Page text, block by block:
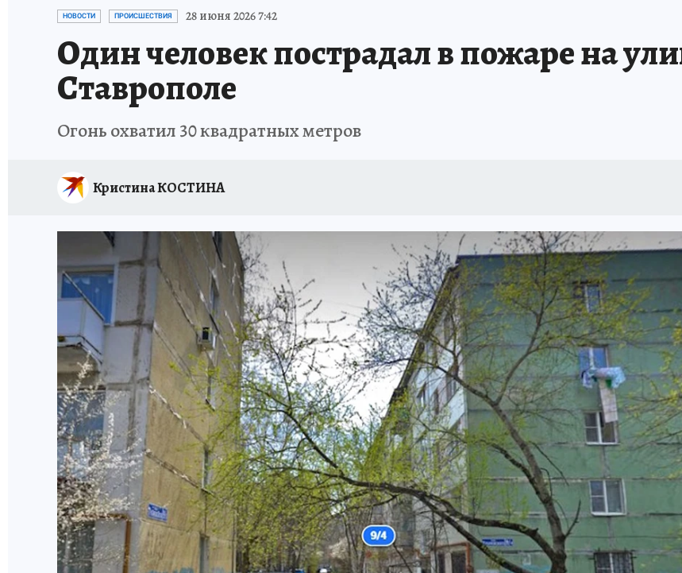
ПРОИСШЕСТВИЯ АФИША
НОВОСТИ ПРОИСШЕСТВИЯ 28 июня 2026 7:42
Один человек пострадал в пожаре на
Ставрополе
Огонь охватил 30 квадратных метров
Кристина КОСТИНА